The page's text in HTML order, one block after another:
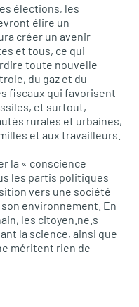
élections, les
élire un
créer un avenir
et tous, ce qui
toute nouvelle
du gaz et du
fiscaux qui favorisent
et surtout,
rurales et urbaines,
et aux travailleurs.
la « conscience
les partis politiques
vers une société
environnement. En
les citoyen.ne.s
la science, ainsi que
méritent rien de